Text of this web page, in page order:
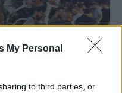
My Personal
to third parties, or